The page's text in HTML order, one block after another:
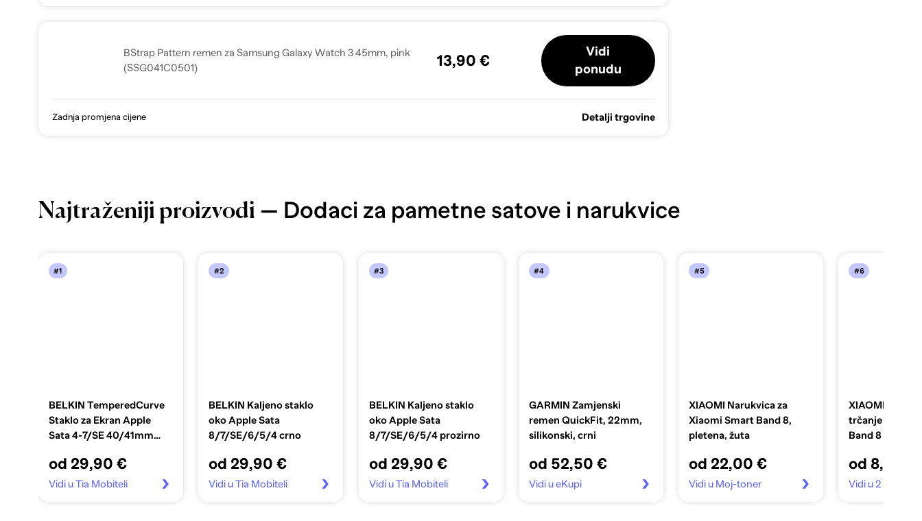
BStrap Pattern remen za Samsung Galaxy Watch 3 45mm, pink
(SSG041C0501)
13,90 €
Vidi
ponudu
Zadnja promjena cijene Detalji trgovine
Najtraženiji proizvodi — Dodaci za pametne satove i narukvice
#1
BELKIN TemperedCurve
Staklo za Ekran Apple
Sata 4-7/SE 40/41mm
od 29,90 €
Vidi u Tia Mobiteli
#2
BELKIN Kaljeno staklo
oko Apple Sata
8/7/SE/6/5/4 crno
od 29,90 €
Vidi u Tia Mobiteli
#3
BELKIN Kaljeno staklo
oko Apple Sata
8/7/SE/6/5/4 prozirno
od 29,90 €
Vidi u Tia Mobiteli
#4
GARMIN Zamjenski
remen QuickFit, 22mm,
silikonski, crni
od 52,50 €
Vidi u eKupi
#5
XIAOMI Narukvica za
Xiaomi Smart Band 8,
pletena, žuta
od 22,00 €
Vidi u Moj-toner
#6
XIAOMI
trčanje Xiaomi
Band 8
od 8,55 €
Vidi u 2 trgovine